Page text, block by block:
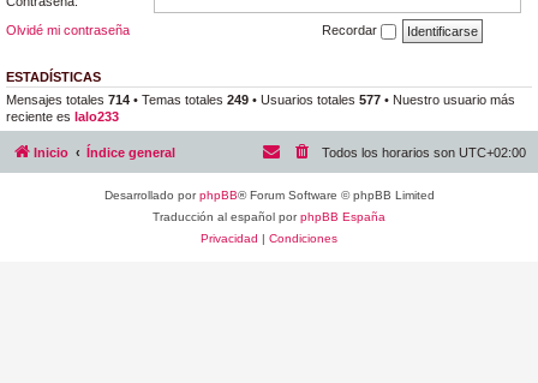
Olvidé mi contraseña
Recordar
ESTADÍSTICAS
Mensajes totales 714 • Temas totales 249 • Usuarios totales 577 • Nuestro usuario más
reciente es lalo233
Inicio Índice general Todos los horarios son UTC+02:00
Desarrollado porphpBB® Forum Software © phpBB Limited
Traducción al español porphpBB España
Privacidad | Condiciones